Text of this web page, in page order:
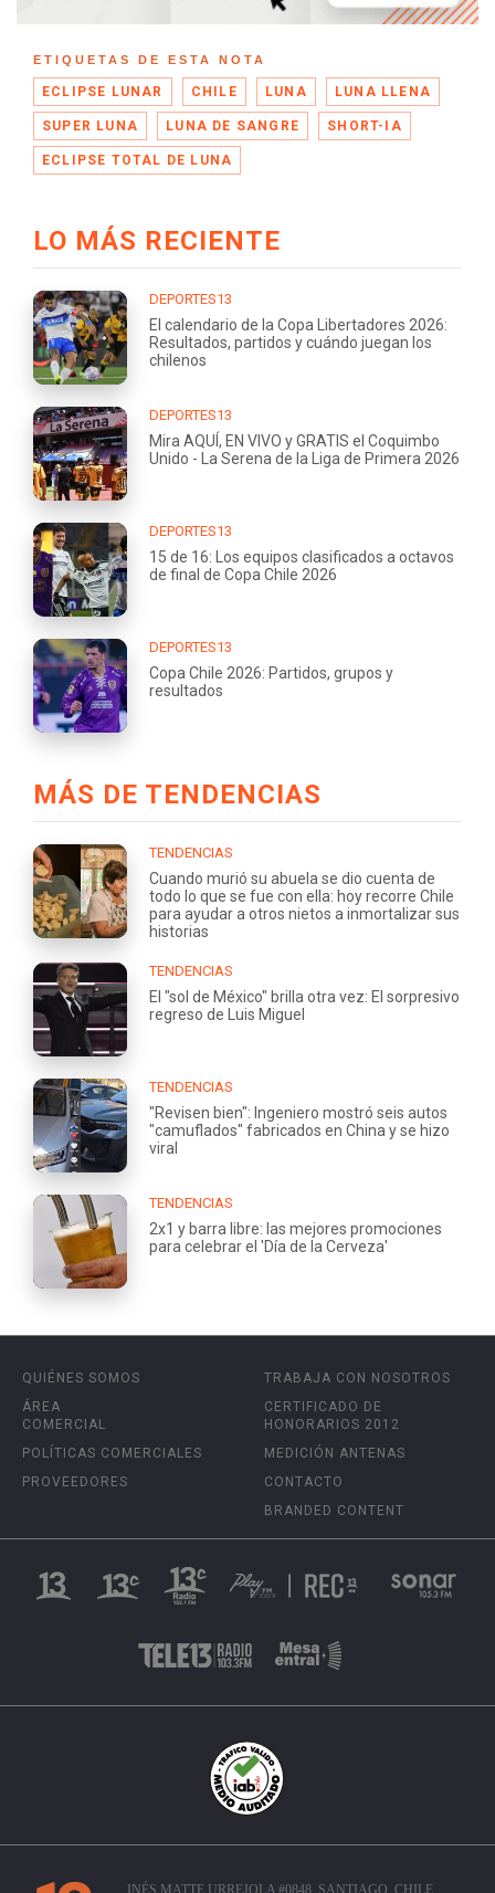
ETIQUETAS DE ESTA NOTA
ECLIPSE LUNAR CHILE LUNA LUNA LLENA
SUPER LUNA LUNA DE SANGRE SHORT-IA
ECLIPSE TOTAL DE LUNA
LO MÁS RECIENTE
DEPORTES13
El calendario de la Copa Libertadores 2026:
Resultados, partidos y cuándo juegan los
chilenos
DEPORTES13
Mira AQUÍ, EN VIVO y GRATIS el Coquimbo
Unido - La Serena de la Liga de Primera 2026
DEPORTES13
15 de 16: Los equipos clasificados a octavos
de final de Copa Chile 2026
DEPORTES13
Copa Chile 2026: Partidos, grupos y
resultados
MÁS DE TENDENCIAS
TENDENCIAS
Cuando murió su abuela se dio cuenta de
todo lo que se fue con ella: hoy recorre Chile
para ayudar a otros nietos a inmortalizar sus
historias
TENDENCIAS
El "sol de México" brilla otra vez: El sorpresivo
regreso de Luis Miguel
TENDENCIAS
"Revisen bien": Ingeniero mostró seis autos
"camuflados" fabricados en China y se hizo
viral
TENDENCIAS
2x1 y barra libre: las mejores promociones
para celebrar el 'Día de la Cerveza'
QUIÉNES SOMOS
ÁREA
COMERCIAL
POLÍTICAS COMERCIALES
PROVEEDORES
TRABAJA CON NOSOTROS
CERTIFICADO DE
HONORARIOS 2012
MEDICIÓN ANTENAS
CONTACTO
BRANDED CONTENT